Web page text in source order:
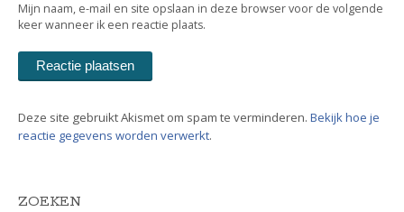
Mijn naam, e-mail en site opslaan in deze browser voor de volgende
keer wanneer ik een reactie plaats.
Deze site gebruikt Akismet om spam te verminderen. Bekijk hoe je
reactie gegevens worden verwerkt.
ZOEKEN